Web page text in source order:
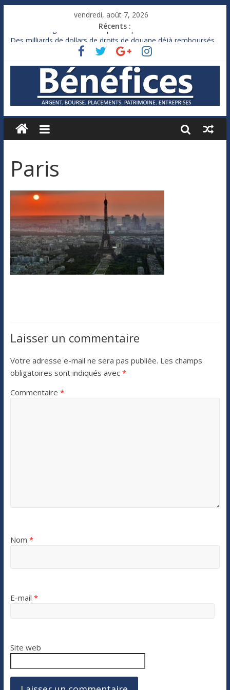
vendredi, août 7, 2026
Récents :
France : le logement mis à l’épreuve par la chaleur
Des milliards de dollars de droits de douane déjà remboursés
Royaume-Uni : Andy Burnham recule sur l’impôt
Xavier Niel, le milliardaire qui ne touche presque rien
Ruée des fortunes russes vers l’étranger
Paris
Laisser un commentaire
Votre adresse e-mail ne sera pas publiée. Les champs
obligatoires sont indiqués avec *
Commentaire *
Nom *
E-mail *
Site web